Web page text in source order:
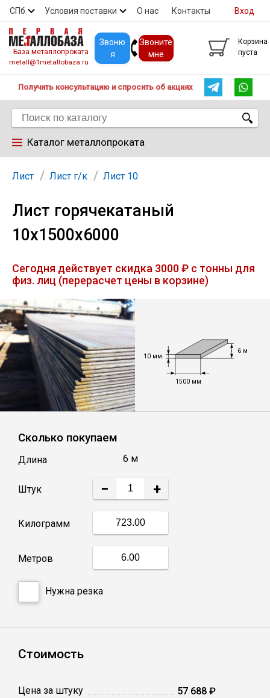
СПб Условия поставки О нас Контакты
Скидки Прайс Покупателям
Вход
База металлопроката
metall@1metallobaza.ru
Звоню
я
Звоните
мне
Корзина
пуста
Получить консультацию и спросить об акциях
Каталог металлопроката
Арматура
Труба профильная
Лист
Уголок
Балка
Швеллер
Катанка
Профлист
Сетка кладочная
Лист Лист г/к Лист 10
Лист горячекатаный
10х1500х6000
Сегодня действует скидка 3000 ₽ с тонны для
физ. лиц (перерасчет цены в корзине)
10 мм
6 м
1500 мм
Сколько покупаем
Длина 6 м
Штук − +
Килограмм
Метров
Нужна резка
Стоимость
Цена за штуку 57 688 ₽